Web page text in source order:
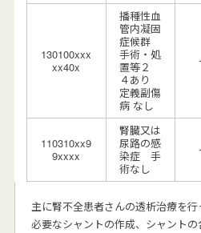
130100xxx
xx40x
播種性血
管内凝固
症候群
手術・処
置等２
４あり
定義副傷
病 なし
110310xx9
9xxxx
腎臓又は
尿路の感
染症 手
術なし
主に腎不全患者さんの透析治療を
必要なシャントの作成、シャント